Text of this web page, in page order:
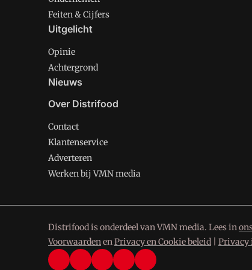
Feiten & Cijfers
Uitgelicht
Opinie
Achtergrond
Nieuws
Over Distrifood
Contact
Klantenservice
Adverteren
Werken bij VMN media
Distrifood is onderdeel van VMN media. Lees in
VoorwaardenenPrivacy en Cookie beleid Privacy